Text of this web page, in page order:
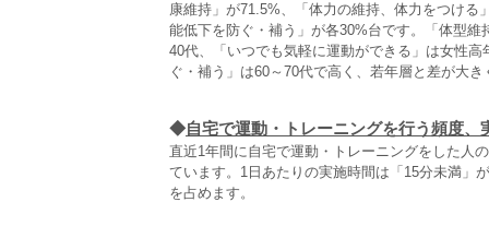
康維持」が71.5%、「体力の維持、体力をつけ
能低下を防ぐ・補う」が各30%台です。「体型
40代、「いつでも気軽に運動ができる」は女性
ぐ・補う」は60～70代で高く、若年層と差が大
◆自宅で運動・トレーニングを行う頻度、
直近1年間に自宅で運動・トレーニングをした人
ています。1日あたりの実施時間は「15分未満」
を占めます。